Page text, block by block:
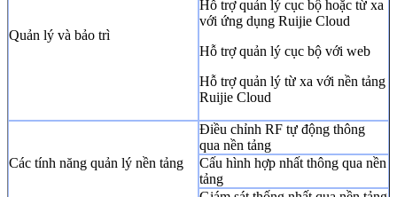
Quản lý và bảo trì
Hỗ trợ quản lý cục bộ hoặc từ xa
với ứng dụng Ruijie Cloud
Hỗ trợ quản lý cục bộ với web
Hỗ trợ quản lý từ xa với nền tảng
Ruijie Cloud
Các tính năng quản lý nền tảng
Điều chỉnh RF tự động thông
qua nền tảng
Cấu hình hợp nhất thông qua nền
tảng